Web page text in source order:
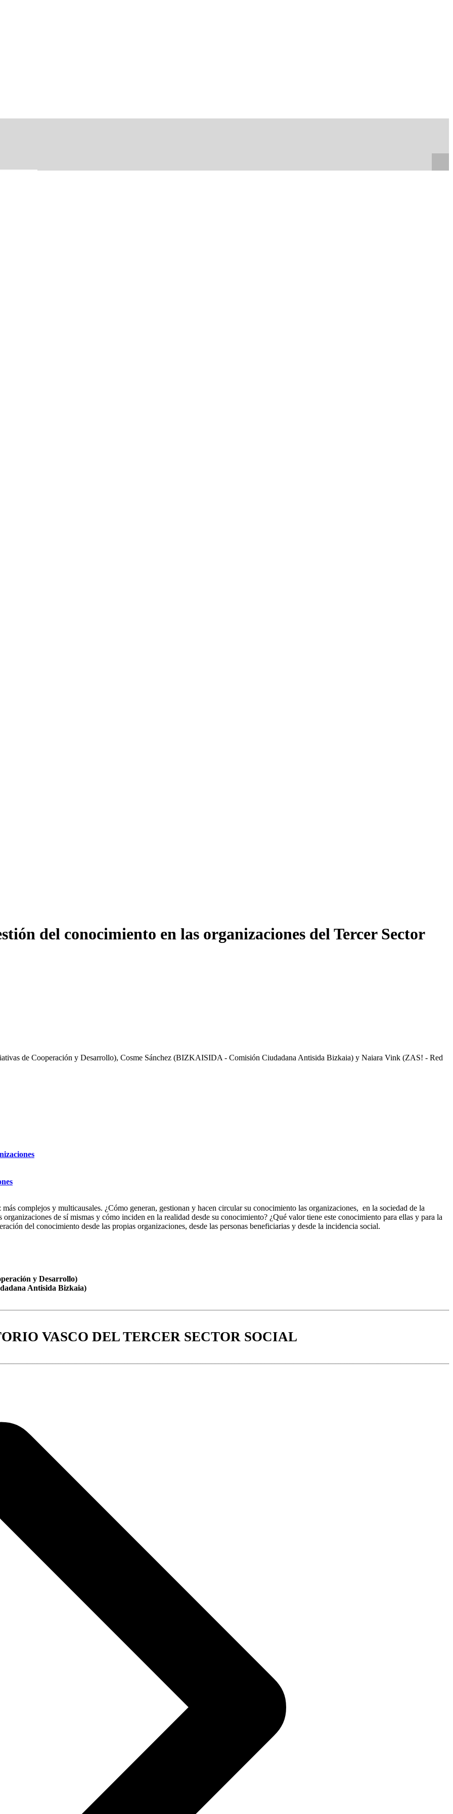
del conocimiento en las organizaciones del Tercer Sector
de Cooperación y Desarrollo), Cosme Sánchez (BIZKAISIDA - Comisión Ciudadana Antisida Bizkaia) y Naiara Vink (ZAS! - Red
complejos y multicausales. ¿Cómo generan, gestionan y hacen circular su conocimiento las organizaciones, en la sociedad de la
de sí mismas y cómo inciden en la realidad desde su conocimiento? ¿Qué valor tiene este conocimiento para ellas y para la
del conocimiento desde las propias organizaciones, desde las personas beneficiarias y desde la incidencia social.
y Desarrollo)
Antisida Bizkaia)
VASCO DEL TERCER SECTOR SOCIAL